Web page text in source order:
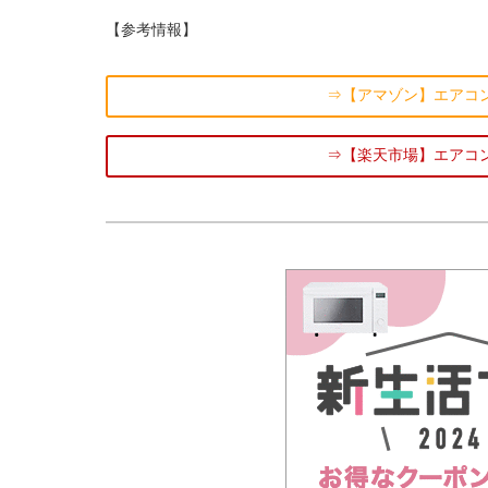
【参考情報】
⇒【アマゾン】エアコ
⇒【楽天市場】エアコ